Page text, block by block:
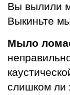
Вы вылили
Выкиньте
Мыло
слишком ли